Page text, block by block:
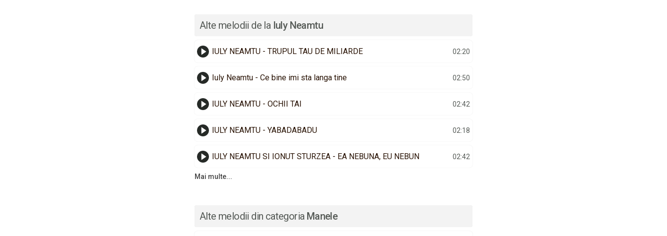
Alte melodii de la Iuly Neamtu
IULY NEAMTU - TRUPUL TAU DE MILIARDE 02:20
Iuly Neamtu - Ce bine imi sta langa tine 02:50
IULY NEAMTU - OCHII TAI 02:42
IULY NEAMTU - YABADABADU 02:18
IULY NEAMTU SI IONUT STURZEA - EA NEBUNA, EU NEBUN 02:42
Mai multe...
Alte melodii din categoria Manele